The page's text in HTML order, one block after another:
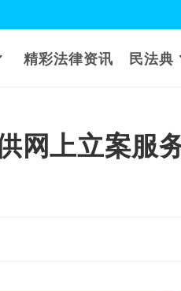
精彩法律资讯 民法典
网上立案服